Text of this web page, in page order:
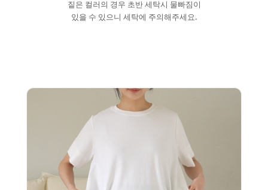
짙은 컬러의 경우 초반 세탁시 물빠짐이
있을 수 있으니 세탁에 주의해주세요.